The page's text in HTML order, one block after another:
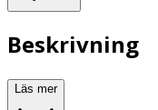
Beskrivning
Läs mer